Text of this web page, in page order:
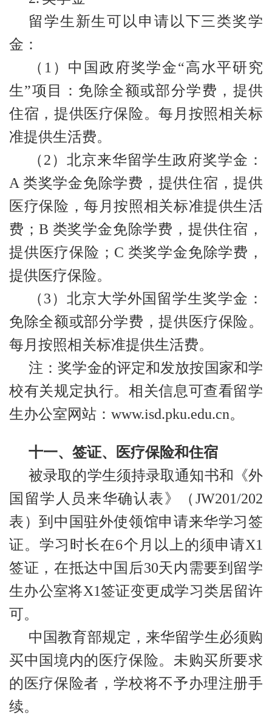
留学生新生可以申请以下三类奖学
金：
（1）中国政府奖学金“高水平研究
生”项目：免除全额或部分学费，提供
住宿，提供医疗保险。每月按照相关标
准提供生活费。
（2）北京来华留学生政府奖学金：
A 类奖学金免除学费，提供住宿，提供
医疗保险，每月按照相关标准提供生活
费；B 类奖学金免除学费，提供住宿，
提供医疗保险；C 类奖学金免除学费，
提供医疗保险。
（3）北京大学外国留学生奖学金：
免除全额或部分学费，提供医疗保险。
每月按照相关标准提供生活费。
注：奖学金的评定和发放按国家和学
校有关规定执行。相关信息可查看留学
生办公室网站：www.isd.pku.edu.cn。
十一、签证、医疗保险和住宿
被录取的学生须持录取通知书和《外
国留学人员来华确认表》（JW201/202
表）到中国驻外使领馆申请来华学习签
证。学习时长在6个月以上的须申请X1
签证，在抵达中国后30天内需要到留学
生办公室将X1签证变更成学习类居留许
可。
中国教育部规定，来华留学生必须购
买中国境内的医疗保险。未购买所要求
的医疗保险者，学校将不予办理注册手
续。